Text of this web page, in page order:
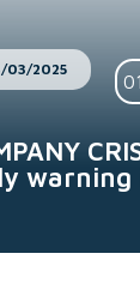
03/2025
warning